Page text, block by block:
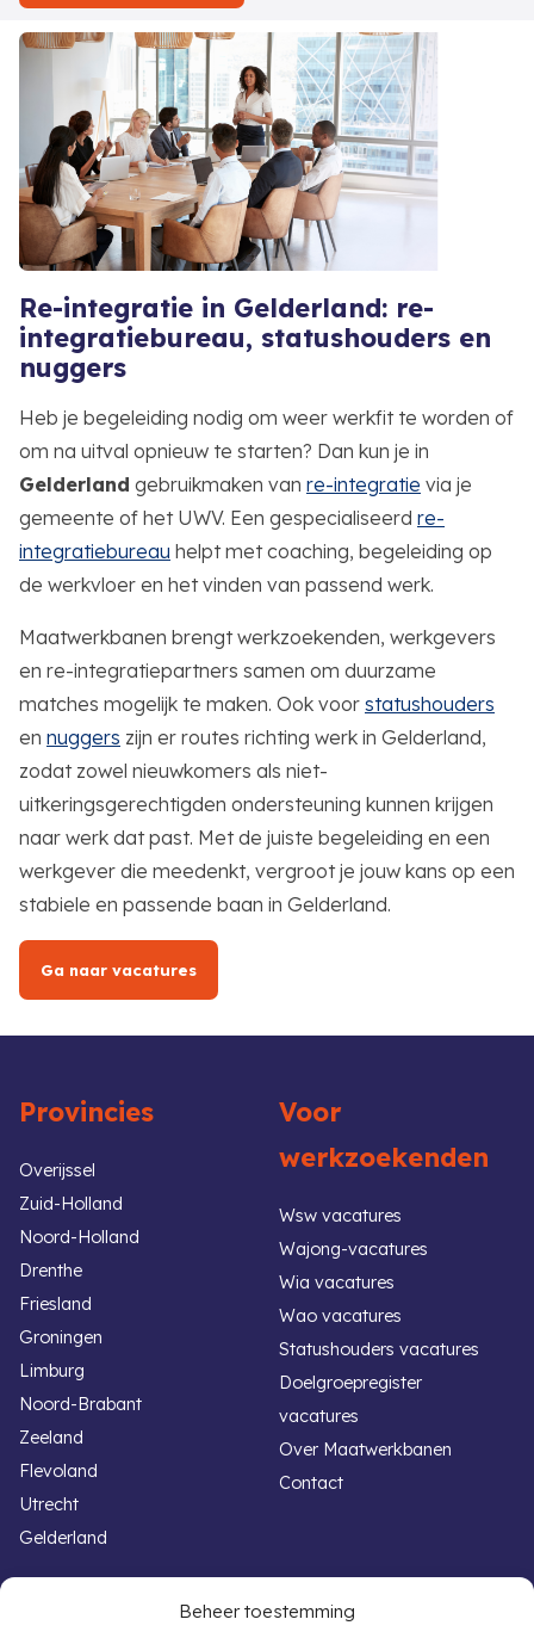
Beheer toestemming
Re-integratie in Gelderland: re-
integratiebureau, statushouders en
nuggers
Heb je begeleiding nodig om weer werkfit te worden of
om na uitval opnieuw te starten? Dan kun je in
Gelderland gebruikmaken van re-integratie via je
gemeente of het UWV. Een gespecialiseerd re-
integratiebureau helpt met coaching, begeleiding op
de werkvloer en het vinden van passend werk.
Maatwerkbanen brengt werkzoekenden, werkgevers
en re-integratiepartners samen om duurzame
matches mogelijk te maken. Ook voor statushouders
en nuggers zijn er routes richting werk in Gelderland,
zodat zowel nieuwkomers als niet-
uitkeringsgerechtigden ondersteuning kunnen krijgen
naar werk dat past. Met de juiste begeleiding en een
werkgever die meedenkt, vergroot je jouw kans op een
stabiele en passende baan in Gelderland.
Ga naar vacatures
Provincies
Overijssel
Zuid-Holland
Noord-Holland
Drenthe
Friesland
Groningen
Limburg
Noord-Brabant
Zeeland
Flevoland
Utrecht
Gelderland
Voor
werkzoekenden
Wsw vacatures
Wajong-vacatures
Wia vacatures
Wao vacatures
Statushouders vacatures
Doelgroepregister
vacatures
Over Maatwerkbanen
Contact
Handige links Voor werkgevers